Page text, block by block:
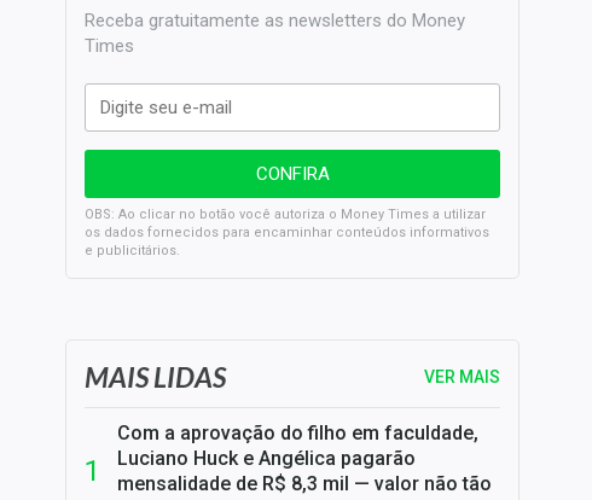
Receba gratuitamente as newsletters do Money
Times
OBS: Ao clicar no botão você autoriza o Money Times a utilizar
os dados fornecidos para encaminhar conteúdos informativos
e publicitários.
SELIC em 14%: A repercussão da decisão sobre os JUROS
MAIS LIDAS VER MAIS
Com a aprovação do filho em faculdade,
Luciano Huck e Angélica pagarão
mensalidade de R$ 8,3 mil — valor não tão